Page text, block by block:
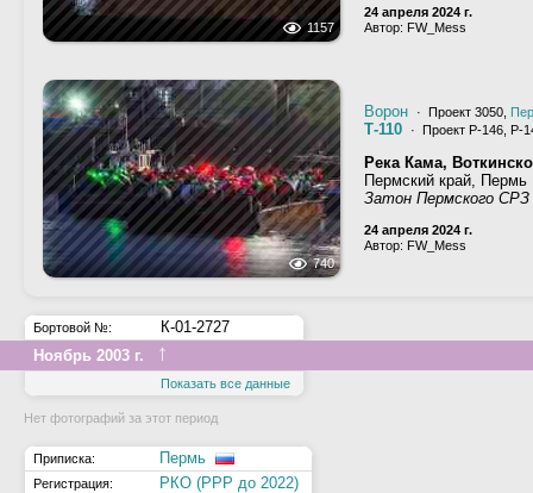
1157
24 апреля 2024 г.
Автор: FW_Mess
740
Ворон · Проект 3050,
Т-110 · Проект Р-146, Р-
Река Кама,
Пермский край, Пермь
Затон Пермского СРЗ
24 апреля 2024 г.
Автор: FW_Mess
Бортовой №:
К-01-2727
Ноябрь 2003 г.
↑
Показать все данные
Нет фотографий за этот период
Приписка: Пермь
Регистрация:
РКО (РРР до 2022)